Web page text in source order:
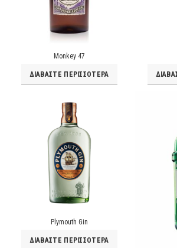
Monkey 47
ΔΙΑΒΆΣΤΕ ΠΕΡΙΣΣΌΤΕΡΑ
Plymouth Gin
ΔΙΑΒΆΣΤΕ ΠΕΡΙΣΣΌΤΕΡΑ